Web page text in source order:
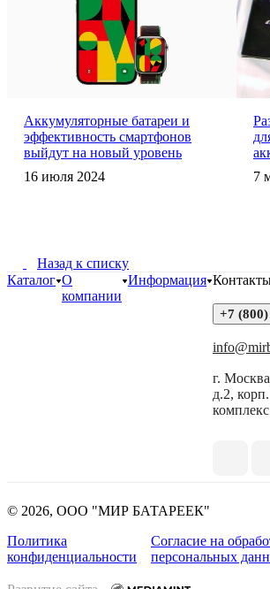
Аккумуляторные батареи и
эффективность смартфонов
выйдут на новый уровень
16 июля 2024
7
Назад к списку
Каталог О
компании
Информация
+7
г.
д.2,
© 2026, ООО "МИР БАТАРЕЕК"
Политика
конфиденциальности
Согласие на
персональных